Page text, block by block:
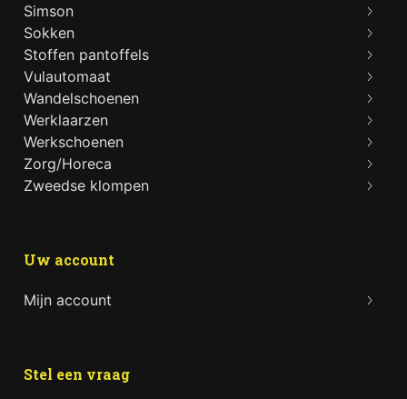
Simson
Sokken
Stoffen pantoffels
Vulautomaat
Wandelschoenen
Werklaarzen
Werkschoenen
Zorg/Horeca
Zweedse klompen
Uw account
Mijn account
Stel een vraag